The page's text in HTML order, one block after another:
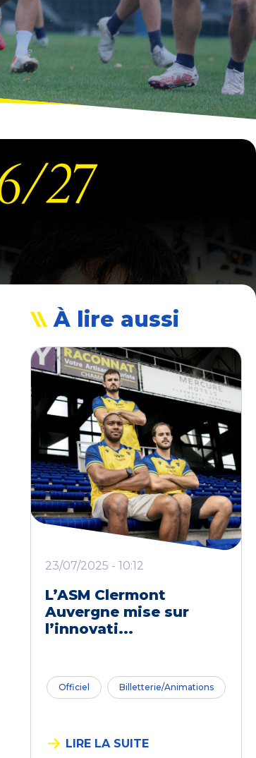
À lire aussi
23/07/2025 - 10:12
L’ASM Clermont
Auvergne mise sur
l’innovati...
Officiel Billetterie/Animations
LIRE LA SUITE